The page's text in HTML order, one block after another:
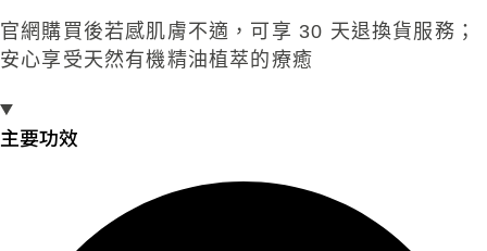
官網購買後若感肌膚不適，可享 30 天退換貨服務；
安心享受天然有機精油植萃的療癒
主要功效